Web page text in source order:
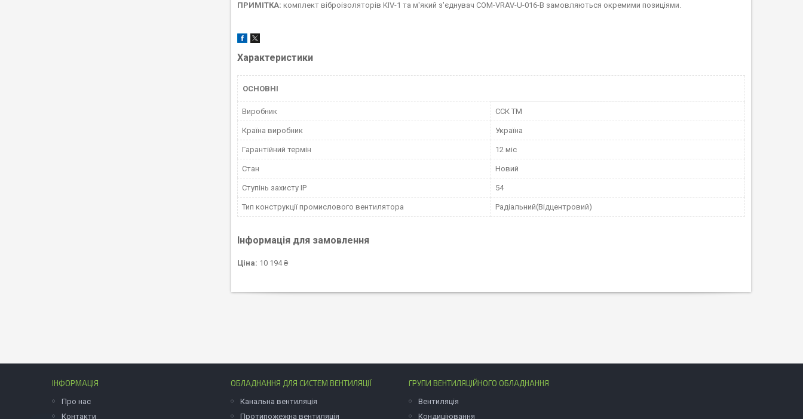
ПРИМІТКА: комплект віброізоляторів KIV-1 та м'який з'єднувач COM-VRAV-U-016-B замовляються окремими позиціями.
Характеристики
ОСНОВНІ
Виробник ССК ТМ
Країна виробник Україна
Гарантійний термін 12 міс
Стан Новий
Ступінь захисту IP 54
Тип конструкції промислового вентилятора Радіальний(Відцентровий)
Інформація для замовлення
Ціна: 10 194 ₴
ІНФОРМАЦІЯ
Про нас
Контакти
ОБЛАДНАННЯ ДЛЯ СИСТЕМ ВЕНТИЛЯЦІЇ
Канальна вентиляція
Протипожежна вентиляція
ГРУПИ ВЕНТИЛЯЦІЙНОГО ОБЛАДНАННЯ
Вентиляція
Кондиціювання